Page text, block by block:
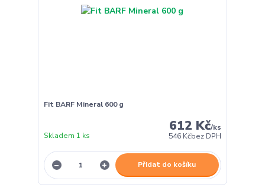
Fit BARF Mineral 600 g
612 Kč/ks
546 Kčbez DPH
Skladem 1 ks
Přidat do košíku